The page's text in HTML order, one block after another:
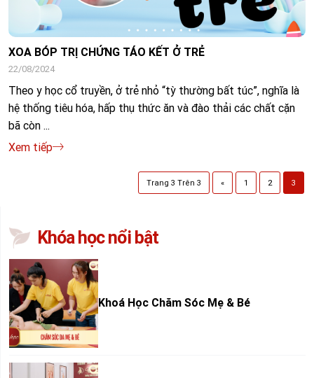
XOA BÓP TRỊ CHỨNG TÁO KẾT Ở TRẺ
22/08/2024
Theo y học cổ truyền, ở trẻ nhỏ “tỳ thường bất túc”, nghĩa là
hệ thống tiêu hóa, hấp thụ thức ăn và đào thải các chất cặn
bã còn ...
Xem tiếp
Trang 3 Trên 3 « 1 2 3
Khóa học nổi bật
Khoá Học Chăm Sóc Mẹ & Bé